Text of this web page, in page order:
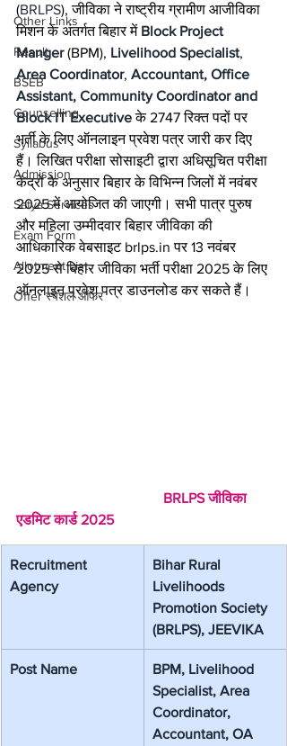
Other Links
Result
BSEB
Counselling
Syllabus
Admission
Satya Services
Exam Form
Allotment List
Offer स्पेशल ऑफर
(BRLPS), जीविका ने राष्ट्रीय ग्रामीण आजीविका
मिशन के अंतर्गत बिहार में Block Project
Manger (BPM), Livelihood Specialist,
Area Coordinator, Accountant, Office
Assistant, Community Coordinator and
Block IT Executive के 2747 रिक्त पदों पर
भर्ती के लिए ऑनलाइन प्रवेश पत्र जारी कर दिए
हैं। लिखित परीक्षा सोसाइटी द्वारा अधिसूचित परीक्षा
केंद्रों के अनुसार बिहार के विभिन्न जिलों में नवंबर
2025 में आयोजित की जाएगी। सभी पात्र पुरुष
और महिला उम्मीदवार बिहार जीविका की
आधिकारिक वेबसाइट brlps.in पर 13 नवंबर
2025 से बिहार जीविका भर्ती परीक्षा 2025 के लिए
ऑनलाइन प्रवेश पत्र डाउनलोड कर सकते हैं।
BRLPS जीविका
एडमिट कार्ड 2025
Recruitment
Agency
Bihar Rural
Livelihoods
Promotion Society
(BRLPS), JEEVIKA
Post Name
BPM, Livelihood
Specialist, Area
Coordinator,
Accountant, OA